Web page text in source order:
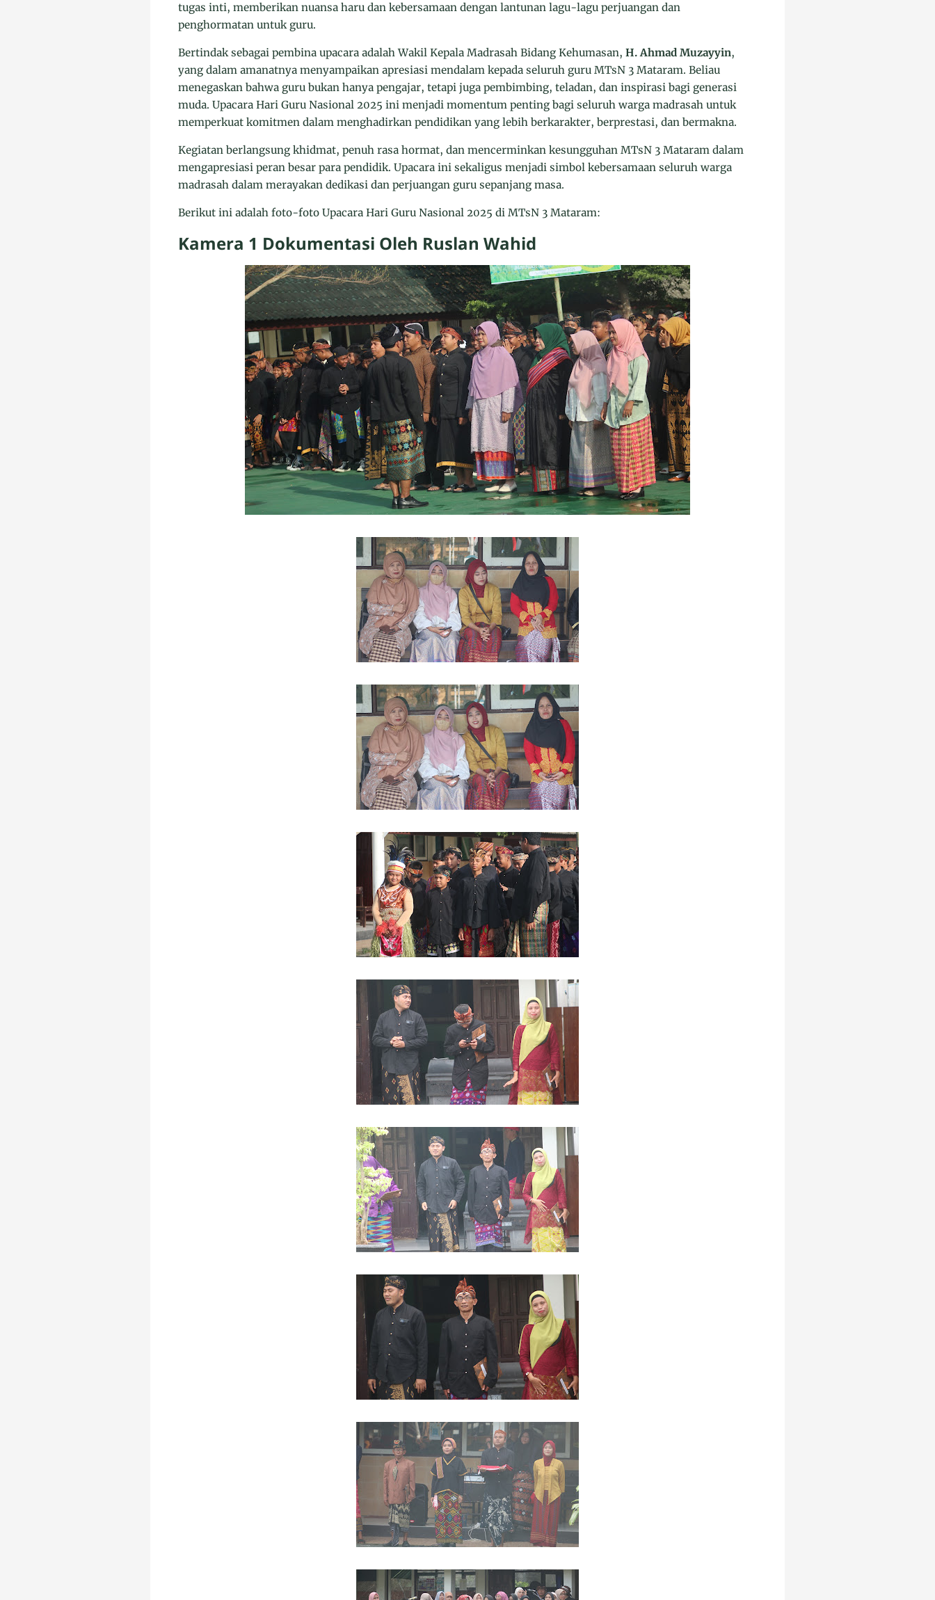
tugas inti, memberikan nuansa haru dan kebersamaan dengan lantunan lagu-lagu perjuangan dan
penghormatan untuk guru.
Bertindak sebagai pembina upacara adalah Wakil Kepala Madrasah Bidang Kehumasan, H. Ahmad Muzayyin,
yang dalam amanatnya menyampaikan apresiasi mendalam kepada seluruh guru MTsN 3 Mataram. Beliau
menegaskan bahwa guru bukan hanya pengajar, tetapi juga pembimbing, teladan, dan inspirasi bagi generasi
muda. Upacara Hari Guru Nasional 2025 ini menjadi momentum penting bagi seluruh warga madrasah untuk
memperkuat komitmen dalam menghadirkan pendidikan yang lebih berkarakter, berprestasi, dan bermakna.
Kegiatan berlangsung khidmat, penuh rasa hormat, dan mencerminkan kesungguhan MTsN 3 Mataram dalam
mengapresiasi peran besar para pendidik. Upacara ini sekaligus menjadi simbol kebersamaan seluruh warga
madrasah dalam merayakan dedikasi dan perjuangan guru sepanjang masa.
Berikut ini adalah foto-foto Upacara Hari Guru Nasional 2025 di MTsN 3 Mataram:
Kamera 1 Dokumentasi Oleh Ruslan Wahid